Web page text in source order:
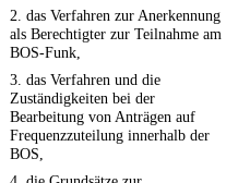
2. das Verfahren zur Anerkennung
als Berechtigter zur Teilnahme am
BOS-Funk,
3. das Verfahren und die
Zuständigkeiten bei der
Bearbeitung von Anträgen auf
Frequenzzuteilung innerhalb der
BOS,